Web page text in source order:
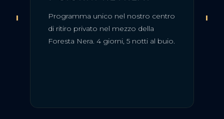
' '
Programma unico nel nostro centro
di ritiro privato nel mezzo della
Foresta Nera. 4 giorni, 5 notti al buio.